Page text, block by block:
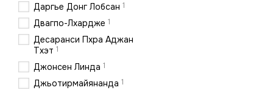
Даргье Донг Лобсан 1
Двагпо-Лхардже 1
Десаранси Пхра Аджан
Тхэт 1
Джонсен Линда 1
Джьотирмайянанда 1